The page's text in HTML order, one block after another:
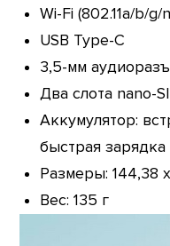
Wi-Fi (802.11a/b/g/
USB Type-C
3,5-мм
Два слота nano-
Аккумулятор:
быстрая
Размеры: 144,38
Вес: 135 г